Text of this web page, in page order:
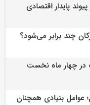
پایدار اقتصادی
چند برابر می‌شود؟
در چهار ماه نخست
عوامل بنیادی همچنان